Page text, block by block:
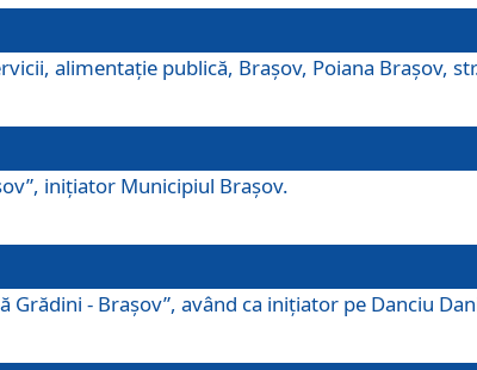
alimentaţie publică, Braşov, Poiana Braşov,
iniţiator Municipiul Braşov.
Grădini - Braşov”, având ca iniţiator pe Danciu